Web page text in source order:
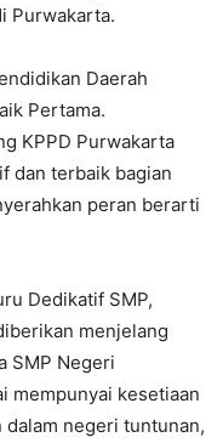
Purwakarta.
Daerah
Pertama.
KPPD Purwakarta
dan terbaik bagian
peran berarti
Dedikatif SMP,
menjelang
SMP Negeri
mempunyai kesetiaan
negeri tuntunan,